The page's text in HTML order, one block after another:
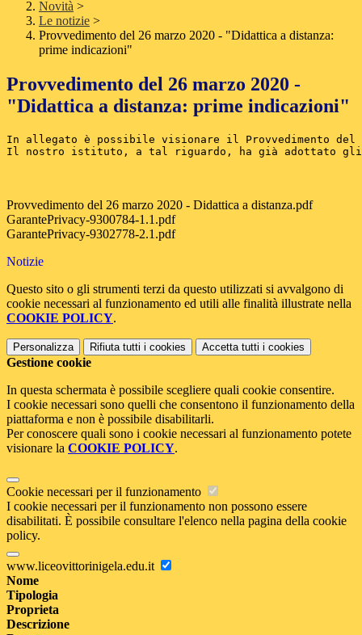
Novità >
Le notizie >
Provvedimento del 26 marzo 2020 - "Didattica a distanza:
prime indicazioni"
Provvedimento del 26 marzo 2020 -
"Didattica a distanza: prime indicazioni"
In allegato è possibile visionare il Provvedimento
Provvedimento del 26 marzo 2020 - Didattica a distanza.pdf
GarantePrivacy-9300784-1.1.pdf
GarantePrivacy-9302778-2.1.pdf
Notizie
Questo sito o gli strumenti terzi da questo utilizzati si avvalgono di
cookie necessari al funzionamento ed utili alle finalità illustrate nella
COOKIE POLICY.
Personalizza Rifiuta tutti i cookies Accetta tutti i cookies
Gestione cookie
In questa schermata è possibile scegliere quali cookie consentire.
I cookie necessari sono quelli che consentono il funzionamento della
piattaforma e non è possibile disabilitarli.
Per conoscere quali sono i cookie necessari al funzionamento potete
visionare la COOKIE POLICY.
Cookie necessari per il funzionamento
I cookie necessari per il funzionamento non possono essere
disabilitati. È possibile consultare l'elenco nella pagina della cookie
policy.
www.liceovittorinigela.edu.it
Nome
Tipologia
Proprieta
Descrizione